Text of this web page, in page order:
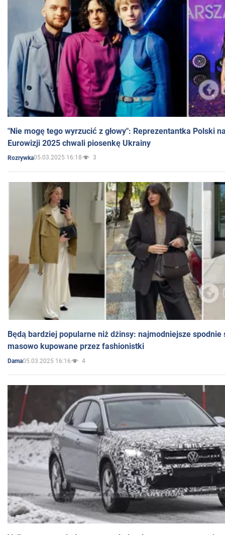
"Nie mogę tego wyrzucić z głowy": Reprezentantka Polski
Eurowizji 2025 chwali piosenkę Ukrainy
Rozrywka05.03.2025 16:18 3
Będą bardziej popularne niż dżinsy: najmodniejsze spodnie
masowo kupowane przez fashionistki
Dama05.03.2025 16:16 4